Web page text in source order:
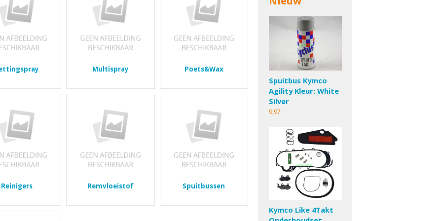
Multispray Poets&Wax
Reinigers Remvloeistof Spuitbussen
Spuitbus Kymco
Agility Kleur: White
Silver
9,97
Kymco Like 4Takt